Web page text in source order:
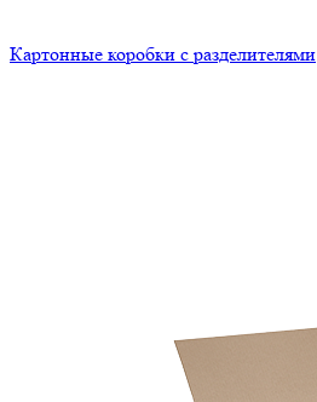
Картонные коробки с разделителями